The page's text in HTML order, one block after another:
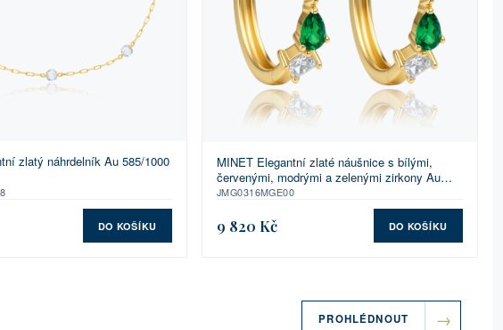
zlatý náhrdelník Au 585/1000
DO KOŠÍKU
MINET Elegantní zlaté náušnice s bílými,
červenými, modrými a zelenými zirkony Au
585/1000 1,65g
JMG0316MGE00
9 820 Kč DO KOŠÍKU
PROHLÉDNOUT